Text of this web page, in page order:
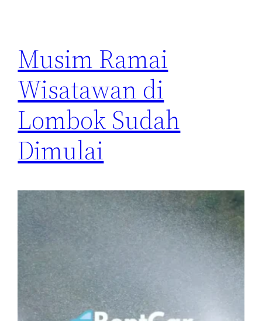
Musim Ramai
Wisatawan di
Lombok Sudah
Dimulai